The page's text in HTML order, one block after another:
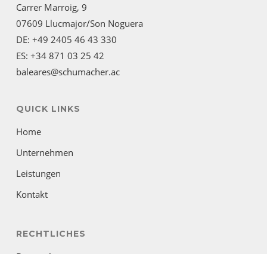
Carrer Marroig, 9
07609 Llucmajor/Son Noguera
DE: +49 2405 46 43 330
ES: +34 871 03 25 42
baleares@schumacher.ac
QUICK LINKS
Home
Unternehmen
Leistungen
Kontakt
RECHTLICHES